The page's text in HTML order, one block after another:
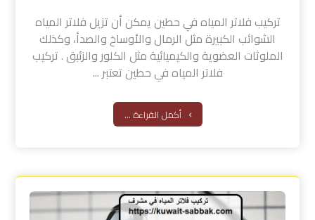
تركيب فلاتر المياه في حطين يمكن أن تزيل فلاتر المياه
الشوائب الكبيرة مثل الرمال والأوساخ والصدأ، وكذلك
الملوثات العضوية والكيميائية مثل الكلور والزئبق . تركيب
فلاتر المياه في حطين تعتبر ...
أكمل القراءة ...